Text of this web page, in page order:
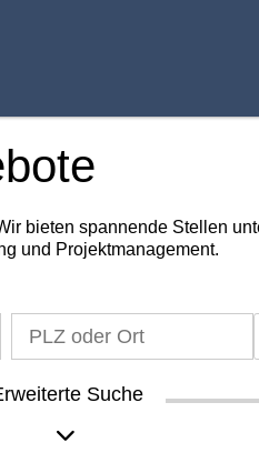
bieten spannende Stellen
und Projektmanagement.
Suche